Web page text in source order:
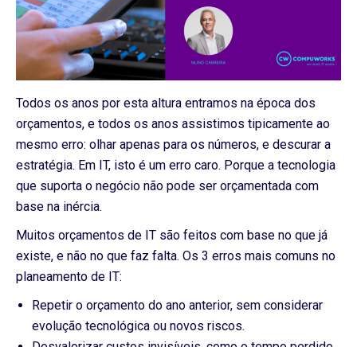
Todos os anos por esta altura entramos na época dos
orçamentos, e todos os anos assistimos tipicamente ao
mesmo erro: olhar apenas para os números, e descurar a
estratégia. Em IT, isto é um erro caro. Porque a tecnologia
que suporta o negócio não pode ser orçamentada com
base na inércia.
Muitos orçamentos de IT são feitos com base no que já
existe, e não no que faz falta. Os 3 erros mais comuns no
planeamento de IT:
Repetir o orçamento do ano anterior, sem considerar
evolução tecnológica ou novos riscos.